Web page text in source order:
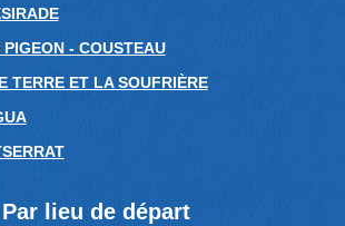
PIGEON - COUSTEAU
TERRE ET LA SOUFRIÈRE
Par lieu de départ